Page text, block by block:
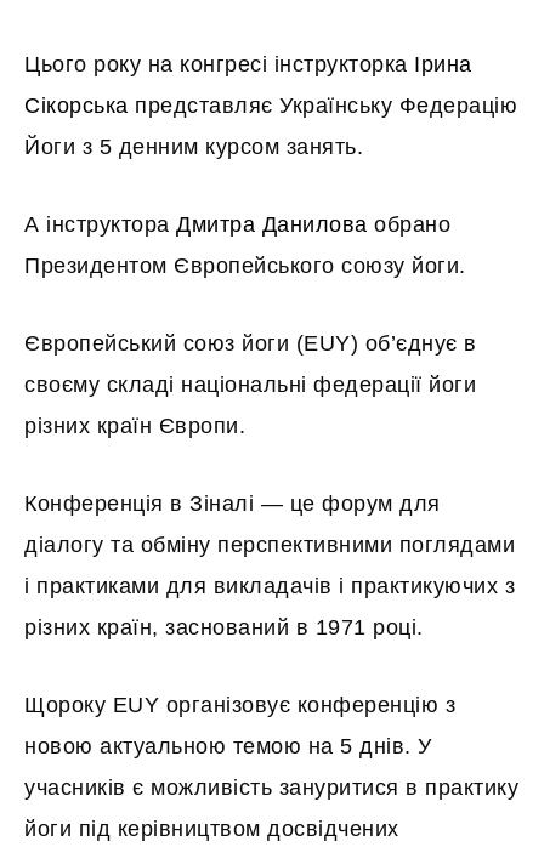
Цього року на конгресі інструкторка Ірина
Сікорська представляє Українську Федерацію
Йоги з 5 денним курсом занять.
А інструктора Дмитра Данилова обрано
Президентом Європейського союзу йоги.
Європейський союз йоги (EUY) об’єднує в
своєму складі національні федерації йоги
різних країн Європи.
Конференція в Зіналі — це форум для
діалогу та обміну перспективними поглядами
і практиками для викладачів і практикуючих з
різних країн, заснований в 1971 році.
Щороку EUY організовує конференцію з
новою актуальною темою на 5 днів. У
учасників є можливість зануритися в практику
йоги під керівництвом досвідчених